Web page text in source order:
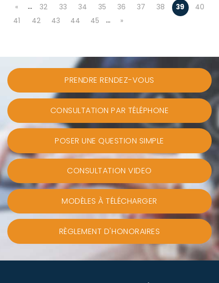
« … 32 33 34 35 36 37 38 39
40
41
42 43 44 45 … »
PRENDRE RENDEZ-VOUS
CONSULTATION PAR TÉLÉPHONE
POSER UNE QUESTION SIMPLE
CONSULTATION VIDEO
MODÈLES À TÉLÉCHARGER
RÈGLEMENT D'HONORAIRES